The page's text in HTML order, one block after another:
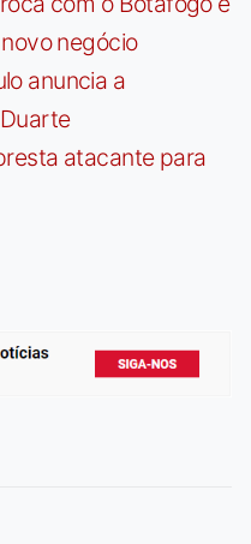
negócio
anuncia a
atacante para